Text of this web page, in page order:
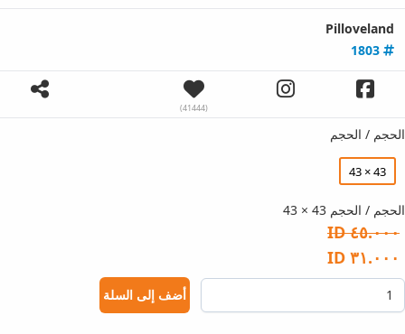
Pilloveland
(41444)
الحجم / الحجم
43 × 43
الحجم / الحجم 43 × 43
٤٥.٠٠٠ ID
٣١.٠٠٠ ID
أضف إلى السلة